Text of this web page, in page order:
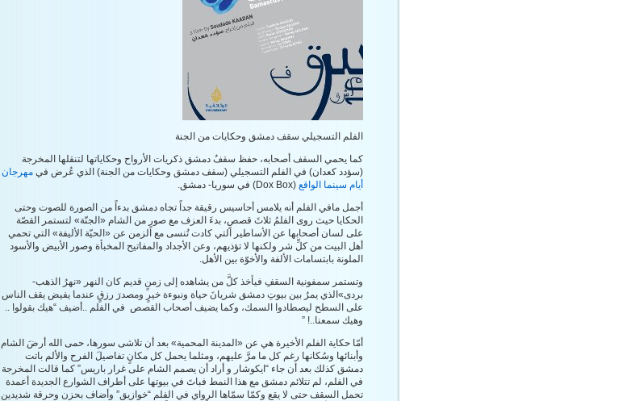
الفلم التسجيلي سقف دمشق وحكايات من الجنة
كما يحمي السقف أصحابه، حفظ سقفُ دمشق ذكريات الأرواح وحكاياتها لتنقلها المخرجة
(سؤدد كعدان) في الفلم التسجيلي (سقف دمشق وحكايات من الجنة) الذي عُرض في مهرجان
أيام سينما الواقع (Dox Box) في سوريا- دمشق.
أجمل مافي الفلم أنه يلامس أحاسيس رقيقة جداً تجاه دمشق بدءاً من الصورة للصوت وحتى
الحكايا حيث روى الفلمُ ثلاثَ قصصٍ، بدءَ العزف مع صورٍ من الشام «الجنّة» لتستمر القصّة
على لسان أصحابها عن الأساطير التي كادت تُنسى مع الزمن عن «الحيّة الأليفة» التي تحمي
أهل البيت من كلِّ شر ولكنها لا تؤذيهم، وعن الأجداد والمفاتيح المخبأة وصور الأبيض والأسود
الملونة بابتسامات الألفة والأخوّة بين الأهل.
وتستمر سمفونية السقفِ فيأخذ كلَّ من يشاهده إلى زمنٍ قديم كان النهر «نهرُ الذهب-
بردى»الذي يمرُ بين بيوتِ دمشق شريانَ حياة ونبوءة خيرٍ ومصدرَ رزقٍ عندما يفيض يقف الناس
على السطح ليصطادوا السمك، وكما يضيف أصحاب القصص في الفلم ..أضيف “هيك بقولوا ..
وهيك سمعنا..! ”
أمّا حكاية الفلم الأخيرة هي عن «المدينة المحمية» بعد أن تلاشى سورها، حمى الله أرضَ الشام
وأبنائها وسُكانها رغم كل ما مرَّ عليهم، ومثلما يحمل كل مكانٍ تفاصيلَ الفرح والألم باتت
دمشق كذلك بعد أن جاء “ايكوشار و أراد أن يصمم الشام على غرار باريس” كما قالت المخرجة
في الفلم، لم تتلائم دمشق مع هذا النمط فباتَ في بيوتها على أطراف الشوارع الجديدة أعمدة
تحمل السقف حتى لا يقع وكمّا سمّاها الرواي في الفلم “خوازيق” وأضاف بحزن وحرقة شديدين